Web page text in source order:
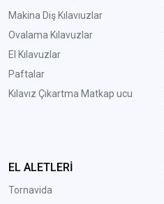
Makina Diş Kılavıuzlar
Ovalama Kılavuzlar
El Kılavuzlar
Paftalar
Kılavız Çıkartma Matkap ucu
EL ALETLERİ
Tornavida